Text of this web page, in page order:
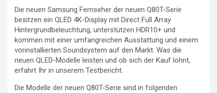
Die neuen Samsung Fernseher der neuen Q80T-Serie
besitzen ein QLED 4K-Display mit Direct Full Array
Hintergrundbeleuchtung, unterstützen HDR10+ und
kommen mit einer umfangreichen Ausstattung und einem
vorinstallierten Soundsystem auf den Markt. Was die
neuen QLED-Modelle leisten und ob sich der Kauf lohnt,
erfahrt Ihr in unserem Testbericht.
Die Modelle der neuen Q80T-Serie sind in folgenden